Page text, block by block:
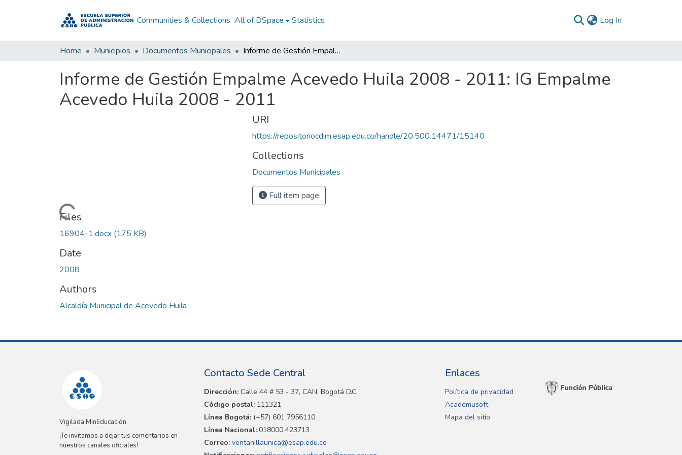
Communities & Collections All of DSpace Statistics Log In
Home Municipios Documentos Municipales Informe de Gestión Empalme Acevedo Huila 2008 - 2011: IG Empalme Acevedo Huila 2008 - 2011
Informe de Gestión Empalme Acevedo Huila 2008 - 2011: IG Empalme
Acevedo Huila 2008 - 2011
Loading...
Files
16904-1.docx (175 KB)
Date
2008
Authors
Alcaldía Municipal de Acevedo Huila
URI
https://repositoriocdim.esap.edu.co/handle/20.500.14471/15140
Collections
Documentos Municipales
Full item page
Vigilada MinEducación
¡Te invitamos a dejar tus comentarios en
nuestros canales oficiales!
Contacto Sede Central
Dirección: Calle 44 # 53 - 37, CAN, Bogotá D.C.
Código postal: 111321
Línea Bogotá: (+57) 601 7956110
Línea Nacional: 018000 423713
Correo: ventanillaunica@esap.edu.co
Enlaces
Política de privacidad
Academusoft
Mapa del sitio